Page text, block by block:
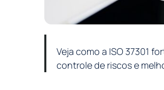
Veja como a ISO 37301
controle de riscos e